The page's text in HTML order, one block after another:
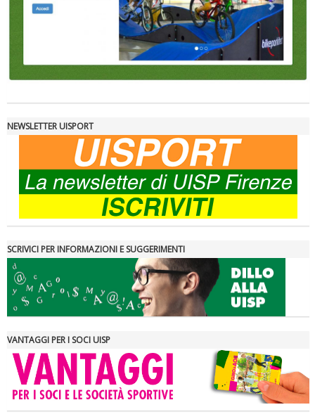
NEWSLETTER UISPORT
SCRIVICI PER INFORMAZIONI E SUGGERIMENTI
VANTAGGI PER I SOCI UISP